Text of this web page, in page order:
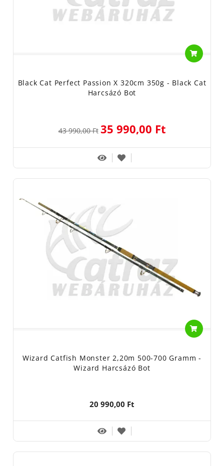
Black Cat Perfect Passion X 320cm 350g - Black Cat
Harcsázó Bot
43 990,00 Ft 35 990,00 Ft
Wizard Catfish Monster 2,20m 500-700 Gramm -
Wizard Harcsázó Bot
20 990,00 Ft